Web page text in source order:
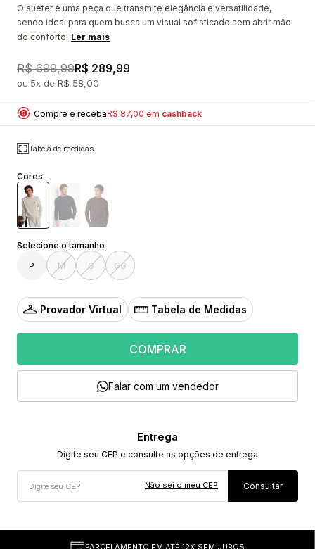
O suéter é uma peça que transmite elegância e versatilidade,
sendo ideal para quem busca um visual sofisticado sem abrir mão
do conforto. Ler mais
R$ 699,99R$ 289,99
5x R$ 58,00
Compre e recebaR$ 87,00 em cashback
Tabela de medidas
Cores
P M G GG
Provador Virtual Tabela de Medidas
COMPRAR
Falar com um vendedor
Não sei o meu CEP
PARCELAMENTO EM ATÉ 12X SEM JUROS